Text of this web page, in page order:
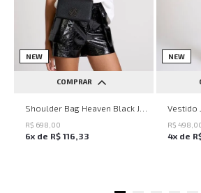
NEW
COMPRAR
UN
R$ 698 00
6x de R$ 116 33
NEW
R$ 498
4x de